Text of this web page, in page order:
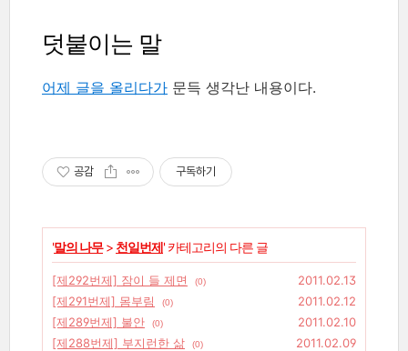
덧붙이는 말
어제 글을 올리다가 문득 생각난 내용이다.
공감 구독하기
'말의 나무> 천일번제' 카테고리의 다른 글
[제292번제] 잠이 들 제면 (0)
2011.02.13
[제291번제] 몸부림
(0)
2011.02.12
[제289번제] 불안
(0)
2011.02.10
[제288번제] 부지런한 삶
(0)
2011.02.09